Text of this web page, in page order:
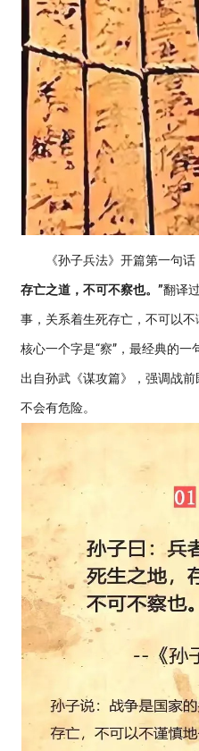
《孙子兵法》开篇第一句话
存亡之道，不可不察也。”翻译
事，关系着生死存亡，不可以
核心一个字是“察”，最经典的一
出自孙武《谋攻篇》，强调战
不会有危险。